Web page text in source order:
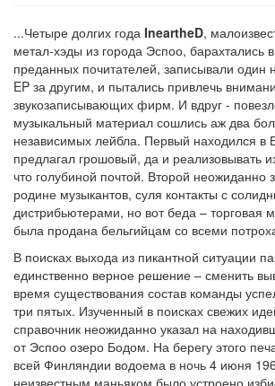
...Четыре долгих года IneartheD,
метал-хэды из города Эспоо, барахтались в
преданных почитателей, записывали один
EP за другим, и пытались привлечь
звукозаписывающих фирм. И вдруг -
музыкальный материал сошлись аж два
независимых лейбла. Первый находился в
предлагал грошовый, да и реализовывать
что голубиной почтой. Второй неожиданно
родине музыкантов, суля контакты с
дистрибьютерами, но вот беда – торговая
была продана бельгийцам со всеми
В поисках выхода из пикантной ситуации
единственно верное решение – сменить
время существования состав команды
три пятых. Изученный в поисках свежих
справочник неожиданно указал на
от Эспоо озеро Бодом. На берегу этого
всей Финляндии водоема в ночь 4 июня
неизвестным маньяком было устроено